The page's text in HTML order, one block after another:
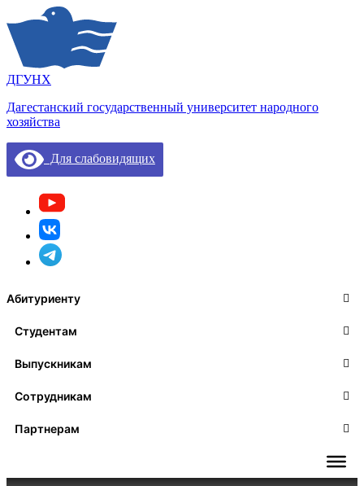
ДГУНХ
Дагестанский государственный университет народного
хозяйства
Для слабовидящих
Абитуриенту
Студентам
Выпускникам
Сотрудникам
Партнерам